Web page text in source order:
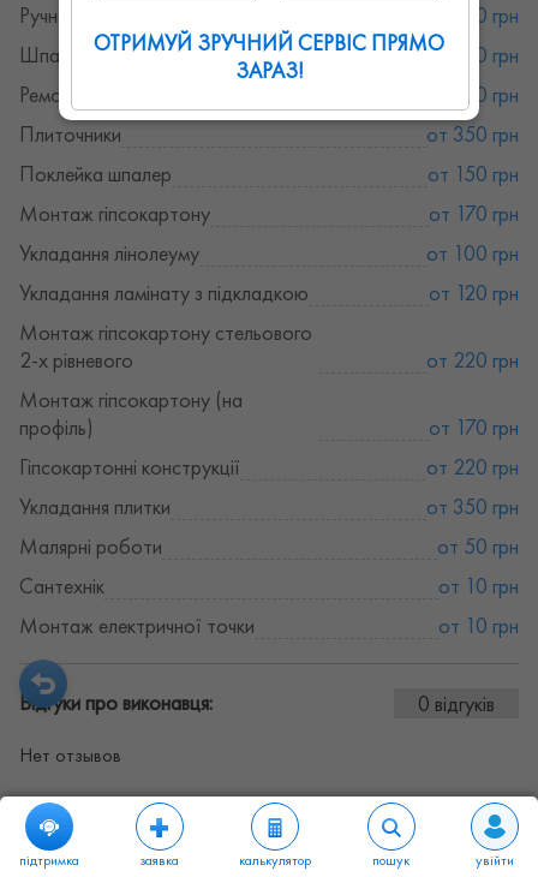
Ручна штукатурка
от 140 грн
Шпаклівка стін
от 150 грн
Ремонт під ключ
от 2500 грн
Плиточники
от 350 грн
Поклейка шпалер
от 150 грн
Монтаж гіпсокартону
от 170 грн
Укладання лінолеуму
от 100 грн
Укладання ламінату з підкладкою
от 120 грн
Монтаж гіпсокартону стельового
2-х рівневого
от 220 грн
Монтаж гіпсокартону (на
профіль)
от 170 грн
Гіпсокартонні конструкції
от 220 грн
Укладання плитки
от 350 грн
Малярні роботи
от 50 грн
Сантехнік
от 10 грн
Монтаж електричної точки
от 10 грн
Відгуки про виконавця: 0 відгуків
Нет отзывов
підтримка заявка калькулятор пошук увійти
ОТРИМУЙ ЗРУЧНИЙ СЕРВІС ПРЯМО
ЗАРАЗ!